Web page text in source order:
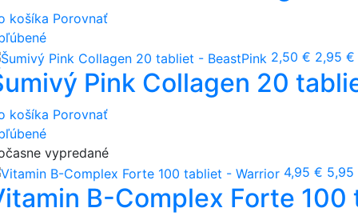
košíka Porovnať
2,50 € 2,95 €
Pink Collagen 20
košíka Porovnať
vypredané
4,95 € 5,95
B-Complex Forte